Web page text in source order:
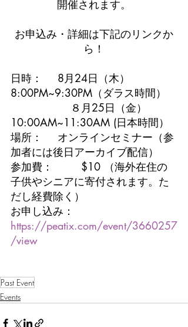
開催されます。
お申込み・詳細は下記のリンクか
ら！
日時：　	8月24日（木）
8:00PM~9:30PM（ダラス時間）
８月25日（金）
10:00AM~11:30AM (日本時間）
場所：　	オンラインセミナー（参
加者には後日アーカイブ配信）
参加費：　	$10 （海外在住の
子供やシニアに寄付されます。た
だし経費除く）
お申し込み：
https://peatix.com/event/3660257
/view
Past Event
Events